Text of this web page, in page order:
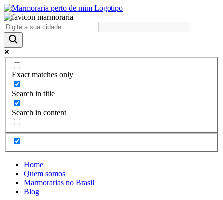
Ir
para
o
conteúdo
Exact matches only
Search in title
Search in content
Home
Quem somos
Marmorarias no Brasil
Blog